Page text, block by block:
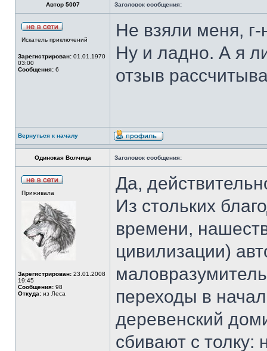
Автор 5007 Заголовок сообщения:
Искатель приключений
Зарегистрирован: 01.01.1970
03:00
Сообщения: 6
Не взяли меня, г-
Ну и ладно. А я
отзыв
Вернуться к началу
Одинокая Волчица Заголовок сообщения:
Приживала
Зарегистрирован: 23.01.2008
19:45
Сообщения: 98
Откуда: из Леса
Да,
Из стольких
времени,
цивилизации)
переходы в
деревенский
сбивают с толку: